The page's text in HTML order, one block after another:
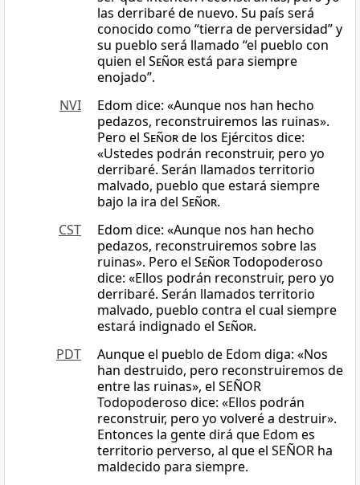
las derribaré de nuevo. Su país será
conocido como “tierra de perversidad” y
su pueblo será llamado “el pueblo con
quien el Señorestá para siempre
enojado”.
NVI
Edom dice: «Aunque nos han hecho
pedazos, reconstruiremos las ruinas».
Pero el Señorde los Ejércitos dice:
«Ustedes podrán reconstruir, pero yo
derribaré. Serán llamados territorio
malvado, pueblo que estará siempre
bajo la ira del Señor.
CST
Edom dice: «Aunque nos han hecho
pedazos, reconstruiremos sobre las
ruinas». Pero el SeñorTodopoderoso
dice: «Ellos podrán reconstruir, pero yo
derribaré. Serán llamados territorio
malvado, pueblo contra el cual siempre
estará indignado el Señor.
PDT
Aunque el pueblo de Edom diga: «Nos
han destruido, pero reconstruiremos de
entre las ruinas», el SEÑOR
Todopoderoso dice: «Ellos podrán
reconstruir, pero yo volveré a destruir».
Entonces la gente dirá que Edom es
territorio perverso, al que el SEÑOR ha
maldecido para siempre.